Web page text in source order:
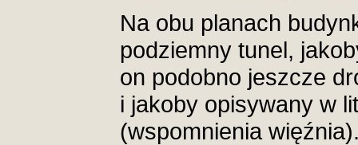
Na obu planach
podziemny tunel,
on podobno jeszcze
i jakoby opisywany w
(wspomnienia